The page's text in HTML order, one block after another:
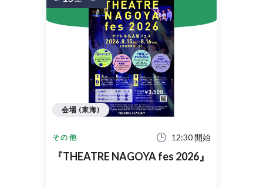
その他 12:30 開始
『THEATRE NAGOYA fes 2026』
会場 (東海)